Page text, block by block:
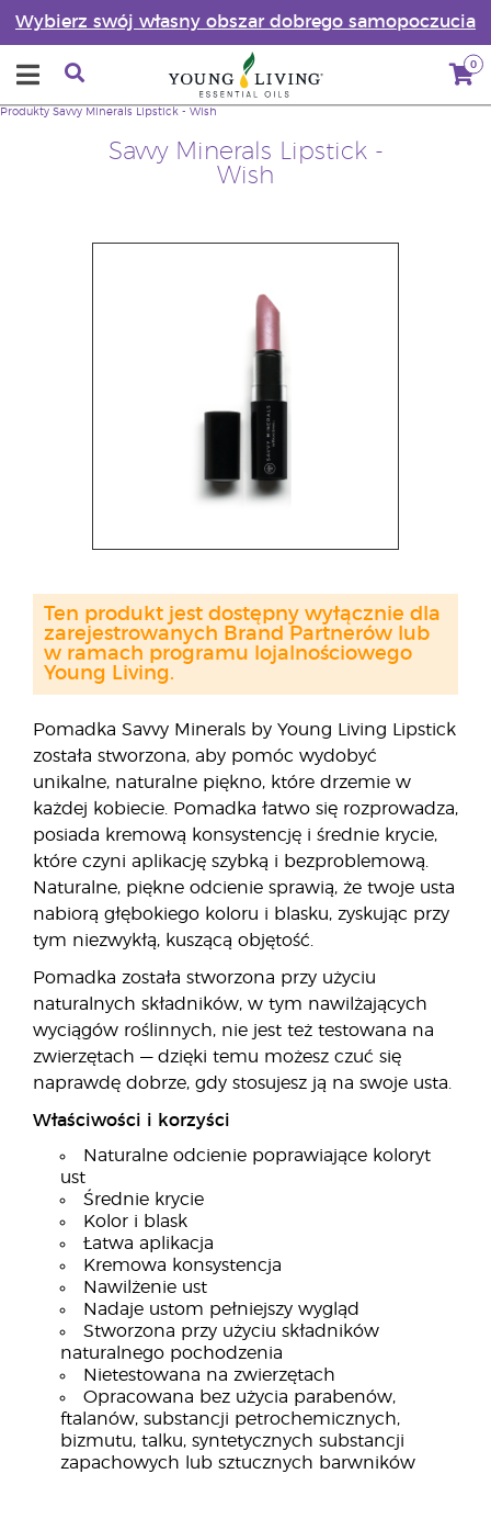
Wybierz swój własny obszar dobrego samopoczucia
0
Savvy Minerals Lipstick -
Wish
Produkty Savvy Minerals Lipstick - Wish
Pomadka Savvy Minerals by Young Living Lipstick
została stworzona, aby pomóc wydobyć
unikalne, naturalne piękno, które drzemie w
każdej kobiecie. Pomadka łatwo się rozprowadza,
posiada kremową konsystencję i średnie krycie,
które czyni aplikację szybką i bezproblemową.
Naturalne, piękne odcienie sprawią, że twoje usta
nabiorą głębokiego koloru i blasku, zyskując przy
tym niezwykłą, kuszącą objętość.
Pomadka została stworzona przy użyciu
naturalnych składników, w tym nawilżających
wyciągów roślinnych, nie jest też testowana na
zwierzętach — dzięki temu możesz czuć się
naprawdę dobrze, gdy stosujesz ją na swoje usta.
Właściwości i korzyści
Naturalne odcienie poprawiające koloryt
ust
Średnie krycie
Kolor i blask
Łatwa aplikacja
Kremowa konsystencja
Nawilżenie ust
Nadaje ustom pełniejszy wygląd
Stworzona przy użyciu składników
naturalnego pochodzenia
Nietestowana na zwierzętach
Opracowana bez użycia parabenów,
ftalanów, substancji petrochemicznych,
bizmutu, talku, syntetycznych substancji
zapachowych lub sztucznych barwników
Ten produkt jest dostępny wyłącznie dla
zarejestrowanych Brand Partnerów lub
w ramach programu lojalnościowego
Young Living.